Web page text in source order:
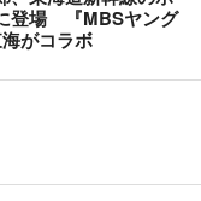
登場 『MBSヤング
がコラボ